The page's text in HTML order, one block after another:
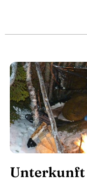
Unterkunft